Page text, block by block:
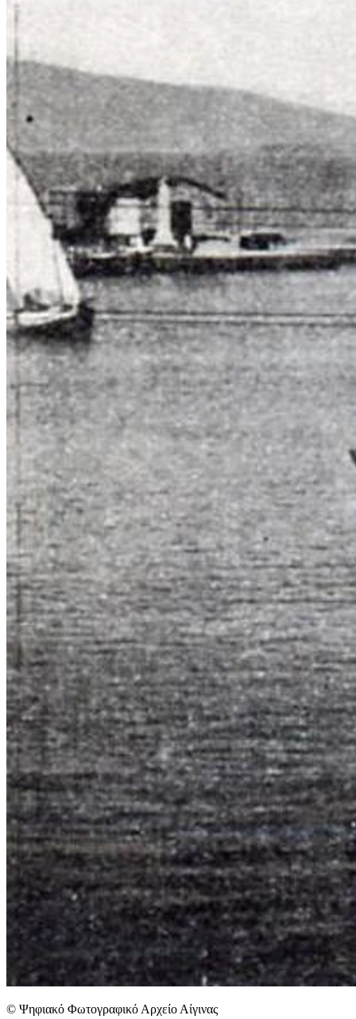
© Ψηφιακό Φωτογραφικό Αρχείο Αίγινας